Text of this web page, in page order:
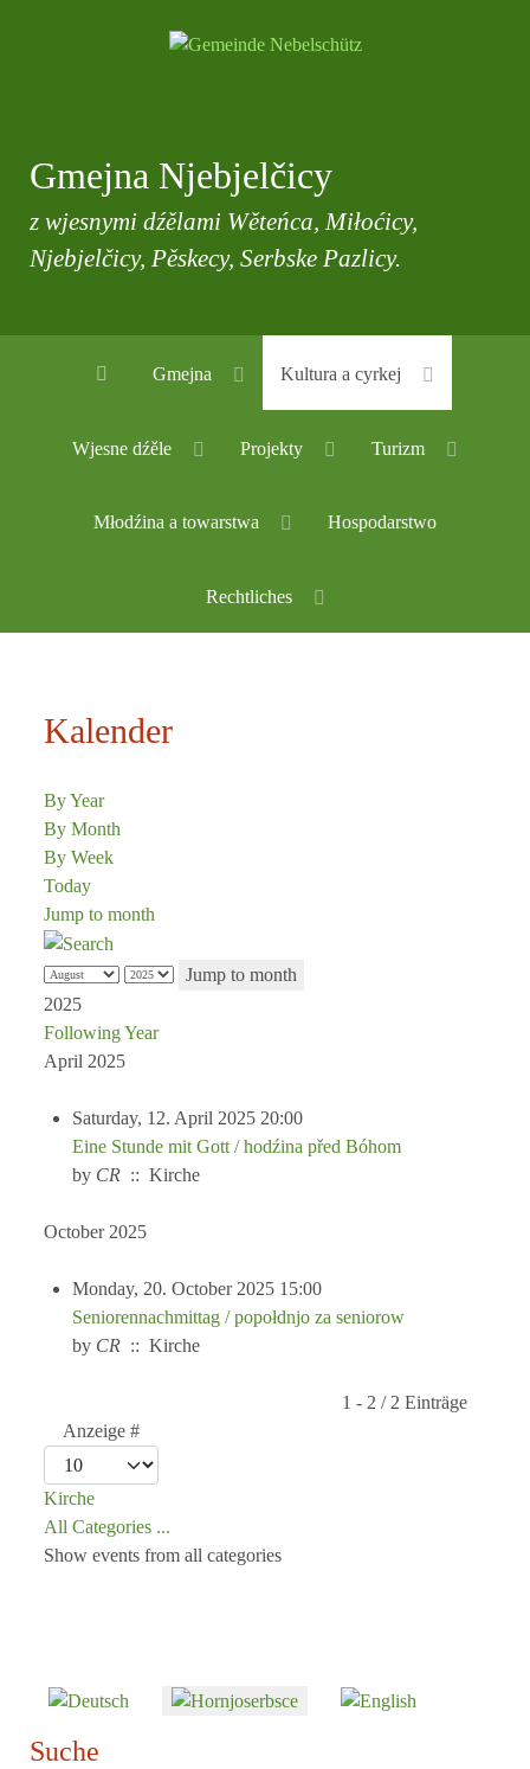
Gmejna Njebjelčicy
z wjesnymi dźělami Wěteńca, Miłoćicy,
Njebjelčicy, Pěskecy, Serbske Pazlicy.
Gmejna Kultura a cyrkej
Wjesne dźěle Projekty Turizm
Młodźina a towarstwa Hospodarstwo
Rechtliches
Kalender
By Year
By Month
By Week
Today
Jump to month
Jump to month
2025
Following Year
April 2025
Saturday, 12. April 2025 20:00
Eine Stunde mit Gott / hodźina před Bóhom
by CR :: Kirche
October 2025
Monday, 20. October 2025 15:00
Seniorennachmittag / popołdnjo za seniorow
by CR :: Kirche
1 - 2 / 2 Einträge
Anzeige #
Kirche
All Categories ...
Show events from all categories
Sprache auswählen
Suche